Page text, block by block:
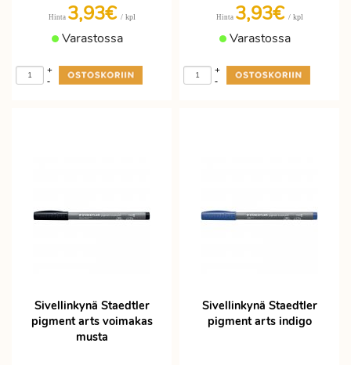
Hinta 3,93€ / kpl
Varastossa
-
+
Hinta 3,93€ / kpl
Varastossa
-
+
Sivellinkynä Staedtler
pigment arts voimakas
musta
Sivellinkynä Staedtler
pigment arts indigo